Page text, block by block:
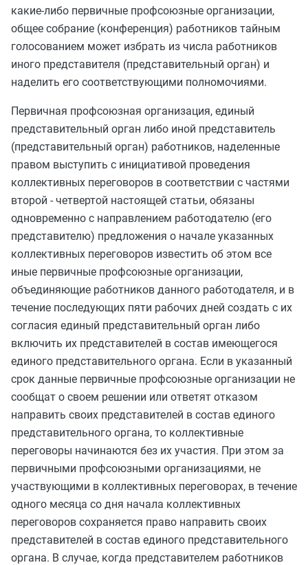
какие-либо первичные профсоюзные организации,
общее собрание (конференция) работников тайным
голосованием может избрать из числа работников
иного представителя (представительный орган) и
наделить его соответствующими полномочиями.
Первичная профсоюзная организация, единый
представительный орган либо иной представитель
(представительный орган) работников, наделенные
правом выступить с инициативой проведения
коллективных переговоров в соответствии с частями
второй - четвертой настоящей статьи, обязаны
одновременно с направлением работодателю (его
представителю) предложения о начале указанных
коллективных переговоров известить об этом все
иные первичные профсоюзные организации,
объединяющие работников данного работодателя, и в
течение последующих пяти рабочих дней создать с их
согласия единый представительный орган либо
включить их представителей в состав имеющегося
единого представительного органа. Если в указанный
срок данные первичные профсоюзные организации не
сообщат о своем решении или ответят отказом
направить своих представителей в состав единого
представительного органа, то коллективные
переговоры начинаются без их участия. При этом за
первичными профсоюзными организациями, не
участвующими в коллективных переговорах, в течение
одного месяца со дня начала коллективных
переговоров сохраняется право направить своих
представителей в состав единого представительного
органа. В случае, когда представителем работников